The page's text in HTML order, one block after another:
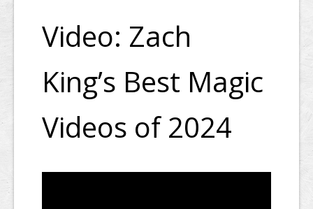
Video: Zach
King’s Best Magic
Videos of 2024